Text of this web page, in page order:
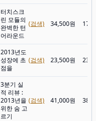
터치스크
린 모듈의
완벽한 턴
어라운드
(검색) 34,500원
2013년도
성장에 초
점을
(검색) 23,500원
3분기 실
적 리뷰 :
2013년을
위한 숨 고
르기
(검색) 41,000원